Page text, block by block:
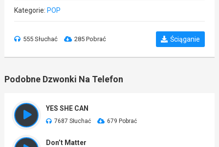
Kategorie: POP
555 Słuchać 285 Pobrać Ściąganie
Podobne Dzwonki Na Telefon
YES SHE CAN
7687 Słuchać 679 Pobrać
Don’t Matter